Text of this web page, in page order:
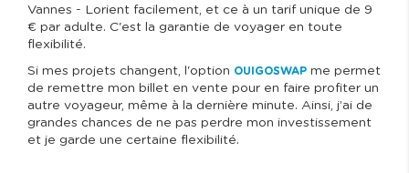
Vannes - Lorient facilement, et ce à un tarif unique de 9
€ par adulte. C'est la garantie de voyager en toute
flexibilité.
Si mes projets changent, l'option OUIGOSWAP me permet
de remettre mon billet en vente pour en faire profiter un
autre voyageur, même à la dernière minute. Ainsi, j’ai de
grandes chances de ne pas perdre mon investissement
et je garde une certaine flexibilité.